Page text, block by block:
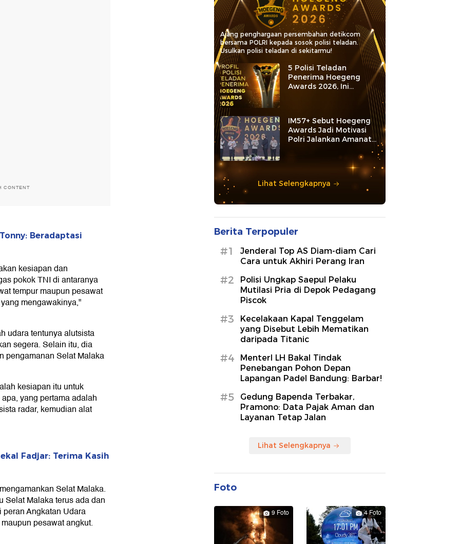
CONTENT
Beradaptasi
kesiapan dan
pokok TNI di antaranya
tempur maupun pesawat
mengawakinya,"
udara tentunya alutsista
segera. Selain itu, dia
pengamanan Selat Malaka
kesiapan itu untuk
yang pertama adalah
radar, kemudian alat
Fadjar: Terima Kasih
Selat Malaka.
Selat Malaka terus ada dan
Angkatan Udara
pesawat angkut.
Ajang penghargaan persembahan detikcom
bersama POLRI kepada sosok polisi teladan.
Usulkan polisi teladan di sekitarmu!
5 Polisi Teladan
Penerima Hoegeng
Awards 2026, Ini
Kategori dan Kiprahnya
IM57+ Sebut Hoegeng
Awards Jadi Motivasi
Polri Jalankan Amanat
Lihat Selengkapnya
Berita Terpopuler
#1
Jenderal Top AS Diam-diam Cari
Cara untuk Akhiri Perang Iran
#2
Polisi Ungkap Saepul Pelaku
Mutilasi Pria di Depok Pedagang
Piscok
#3
Kecelakaan Kapal Tenggelam
yang Disebut Lebih Mematikan
daripada Titanic
#4
MenterI LH Bakal Tindak
Penebangan Pohon Depan
Lapangan Padel Bandung: Barbar!
#5
Gedung Bapenda Terbakar,
Pramono: Data Pajak Aman dan
Layanan Tetap Jalan
Lihat Selengkapnya
Foto
9 Foto 4 Foto